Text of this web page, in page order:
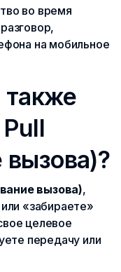
во время
на мобильное
также
вызова)?
вызова),
«забираете»
целевое
передачу или